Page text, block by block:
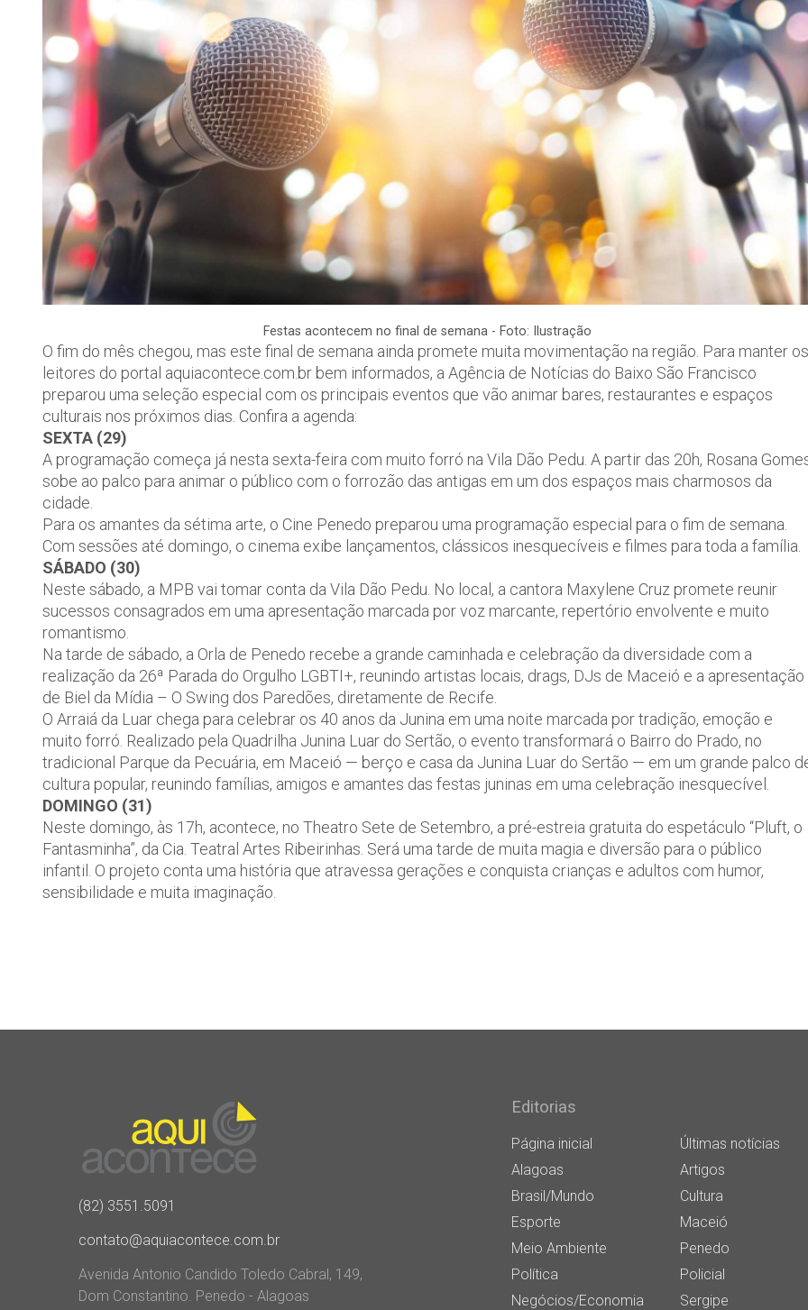
Festas acontecem no final de semana - Foto: Ilustração
O fim do mês chegou, mas este final de semana ainda promete muita movimentação na região. Para manter os
leitores do portal aquiacontece.com.br bem informados, a Agência de Notícias do Baixo São Francisco
preparou uma seleção especial com os principais eventos que vão animar bares, restaurantes e espaços
culturais nos próximos dias. Confira a agenda:
SEXTA (29)
A programação começa já nesta sexta-feira com muito forró na Vila Dão Pedu. A partir das 20h, Rosana
sobe ao palco para animar o público com o forrozão das antigas em um dos espaços mais charmosos da
cidade.
Para os amantes da sétima arte, o Cine Penedo preparou uma programação especial para o fim de semana.
Com sessões até domingo, o cinema exibe lançamentos, clássicos inesquecíveis e filmes para toda a família.
SÁBADO (30)
Neste sábado, a MPB vai tomar conta da Vila Dão Pedu. No local, a cantora Maxylene Cruz promete reunir
sucessos consagrados em uma apresentação marcada por voz marcante, repertório envolvente e muito
romantismo.
Na tarde de sábado, a Orla de Penedo recebe a grande caminhada e celebração da diversidade com a
realização da 26ª Parada do Orgulho LGBTI+, reunindo artistas locais, drags, DJs de Maceió e a apresentação
de Biel da Mídia – O Swing dos Paredões, diretamente de Recife.
O Arraiá da Luar chega para celebrar os 40 anos da Junina em uma noite marcada por tradição, emoção e
muito forró. Realizado pela Quadrilha Junina Luar do Sertão, o evento transformará o Bairro do Prado, no
tradicional Parque da Pecuária, em Maceió — berço e casa da Junina Luar do Sertão — em um grande palco
cultura popular, reunindo famílias, amigos e amantes das festas juninas em uma celebração inesquecível.
DOMINGO (31)
Neste domingo, às 17h, acontece, no Theatro Sete de Setembro, a pré-estreia gratuita do espetáculo “Pluft, o
Fantasminha”, da Cia. Teatral Artes Ribeirinhas. Será uma tarde de muita magia e diversão para o público
infantil. O projeto conta uma história que atravessa gerações e conquista crianças e adultos com humor,
sensibilidade e muita imaginação.
(82) 3551.5091
contato@aquiacontece.com.br
Avenida Antonio Candido Toledo Cabral, 149,
Dom Constantino. Penedo - Alagoas
Editorias
Página inicial
Últimas notícias
Alagoas
Artigos
Brasil/Mundo
Cultura
Esporte
Maceió
Meio Ambiente
Penedo
Política
Policial
Negócios/Economia
Sergipe